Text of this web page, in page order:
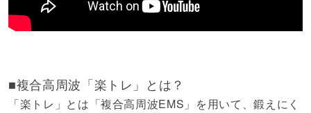
■複合高周波「楽トレ」とは？
「楽トレ」とは「複合高周波EMS」を用いて、鍛えにく